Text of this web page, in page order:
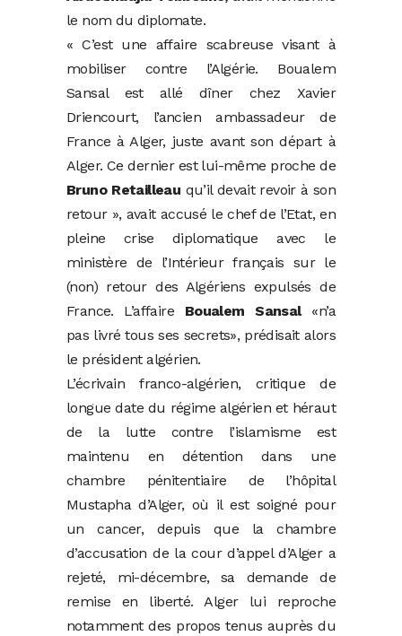
le nom du diplomate.
« C’est une affaire scabreuse visant à
mobiliser contre l’Algérie. Boualem
Sansal est allé dîner chez Xavier
Driencourt, l’ancien ambassadeur de
France à Alger, juste avant son départ à
Alger. Ce dernier est lui-même proche de
Bruno Retailleau qu’il devait revoir à son
retour », avait accusé le chef de l’Etat, en
pleine crise diplomatique avec le
ministère de l’Intérieur français sur le
(non) retour des Algériens expulsés de
France. L’affaire Boualem Sansal«n’a
pas livré tous ses secrets», prédisait alors
le président algérien.
L’écrivain franco-algérien, critique de
longue date du régime algérien et héraut
de la lutte contre l’islamisme est
maintenu en détention dans une
chambre pénitentiaire de l’hôpital
Mustapha d’Alger, où il est soigné pour
un cancer, depuis que la chambre
d’accusation de la cour d’appel d’Alger a
rejeté, mi-décembre, sa demande de
remise en liberté. Alger lui reproche
notamment des propos tenus auprès du